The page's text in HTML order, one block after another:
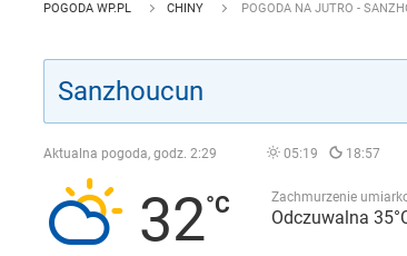
POGODA WP.PL CHINY POGODA NA JUTRO -
Aktualna pogoda, godz. 2:29 05:19 18:57
32 Zachmurzenie
Odczuwalna